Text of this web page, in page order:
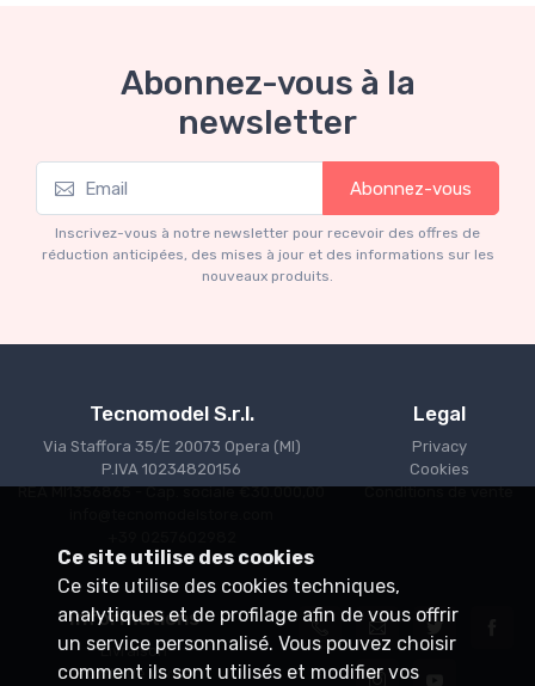
Mythos Collection 1-18
Ferrari 166 MM Abarth Metallic Silver Press
€227.05 €239.00
Abonnez-vous à la
newsletter
Abonnez-vous
Inscrivez-vous à notre newsletter pour recevoir des offres de
réduction anticipées, des mises à jour et des informations sur les
nouveaux produits.
Tecnomodel S.r.l.
Via Staffora 35/E 20073 Opera (MI)
P.IVA 10234820156
REA MI1356865 - Cap. sociale €30.000,00
Legal
Privacy
Cookies
Conditions de vente
Informations
Livraison
Points de vente
Ce site utilise des cookies
Ce site utilise des cookies techniques,
analytiques et de profilage afin de vous offrir
un service personnalisé. Vous pouvez choisir
comment ils sont utilisés et modifier vos